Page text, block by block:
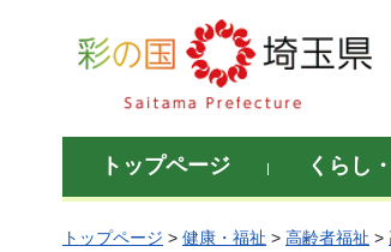
彩の国 埼玉県
トップページ くらし
トップページ > 健康・福祉 > 高齢者福祉 >